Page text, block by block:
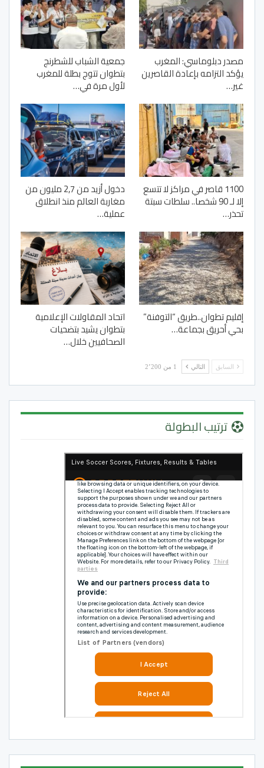
مصدر دبلوماسي: المغرب
يؤكد التزامه بإعادة القاصرين
غير…
جمعية الشباب للشطرنج
بتطوان تتوج بطلة للمغرب
لأول مرة في…
1100 قاصر في مراكز لا تتسع
إلا لـ 90 شخصا.. سلطات سبتة
تحذر…
دخول أزيد من 2,7 مليون من
مغاربة العالم منذ انطلاق
عملية…
إقليم تطوان..طريق “التوفنة”
بحي أحريق بجماعة…
اتحاد المقاولات الإعلامية
بتطوان يشيد بتضحيات
الصحافيين خلال…
السابق التالي 1 من 2٬200
ترتيب البطولة